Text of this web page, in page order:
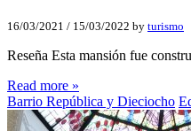
16/03/2021 / 15/03/2022 by turismo
Reseña Esta mansión fue
Read more »
Barrio República y Dieciocho